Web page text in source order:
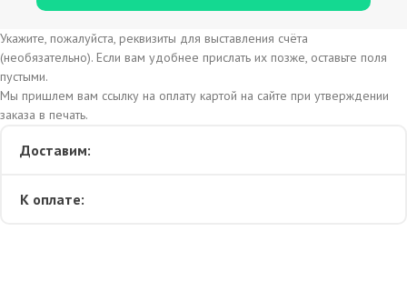
Укажите, пожалуйста, реквизиты для выставления счёта
(необязательно). Если вам удобнее прислать их позже, оставьте поля
пустыми.
Мы пришлем вам ссылку на оплату картой на сайте при утверждении
заказа в печать.
Доставим:
К оплате: